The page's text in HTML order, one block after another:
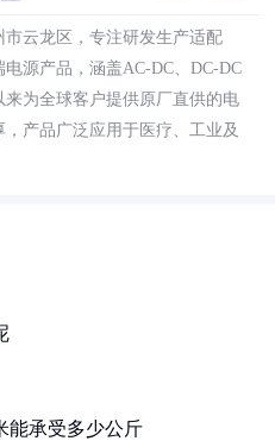
云龙区，专注研发生产适配
源产品，涵盖AC-DC、DC-DC
为全球客户提供原厂直供的电
产品广泛应用于医疗、工业及
能承受多少公斤